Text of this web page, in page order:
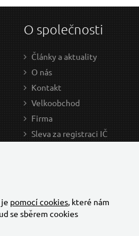
O společnosti
Články a aktuality
O nás
Kontakt
Velkoobchod
Firma
Sleva za registraci IČ
pomocí cookies, které nám
se sběrem cookies